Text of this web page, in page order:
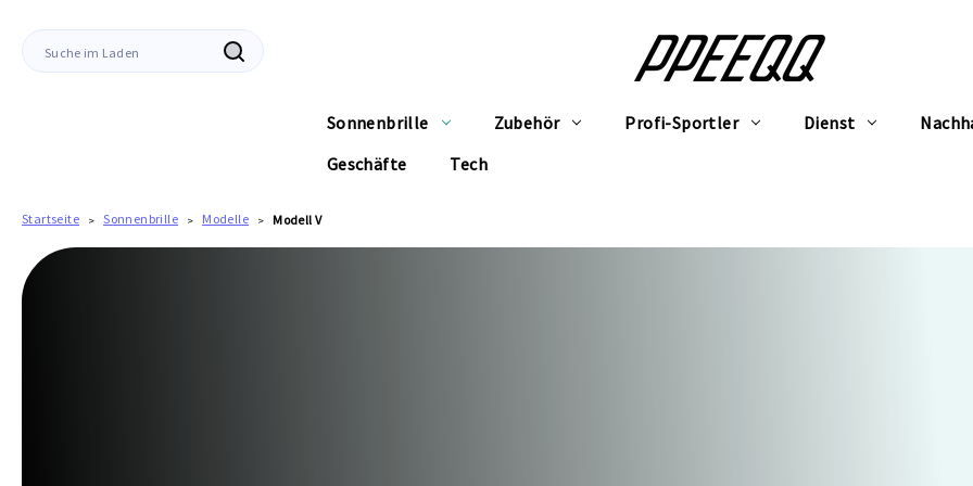
Suche
Sonnenbrille Zubehör Profi-Sportler Dienst
Geschäfte
Tech
Startseite Sonnenbrille Modelle Modell V